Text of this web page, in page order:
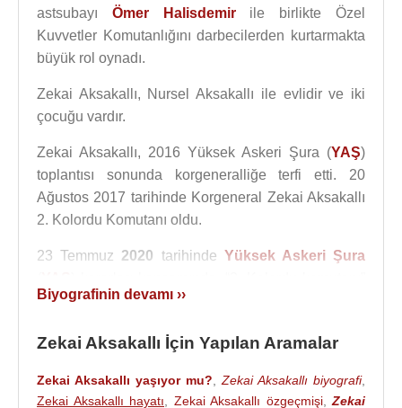
astsubayı Ömer Halisdemirile birlikte Özel
Kuvvetler Komutanlığını darbecilerden kurtarmakta
büyük rol oynadı.
Zekai Aksakallı, Nursel Aksakallı ile evlidir ve iki
çocuğu vardır.
Zekai Aksakallı, 2016 Yüksek Askeri Şura (YAŞ)
toplantısı sonunda korgeneralliğe terfi etti. 20
Ağustos 2017 tarihinde Korgeneral Zekai Aksakallı
2. Kolordu Komutanı oldu.
23 Temmuz 2020 tarihinde Yüksek Askeri Şura
görevinden kadrosuzluk sebebiyle emekli edildi.
Zekai Aksakallı, 2 Temmuz 2025 tarihinde Ordu
Başkanlığı'na atandı.
Biyografinin devamı ››
Zekai Aksakallı İçin Yapılan Aramalar
Zekai Aksakallı yaşıyor mu? Zekai Aksakallı biyografi,
Zekai Aksakallı hayatı
Zekai Aksakallı özgeçmişi, Zekai